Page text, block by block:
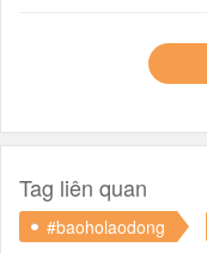
Tag liên quan
#baoholaodong